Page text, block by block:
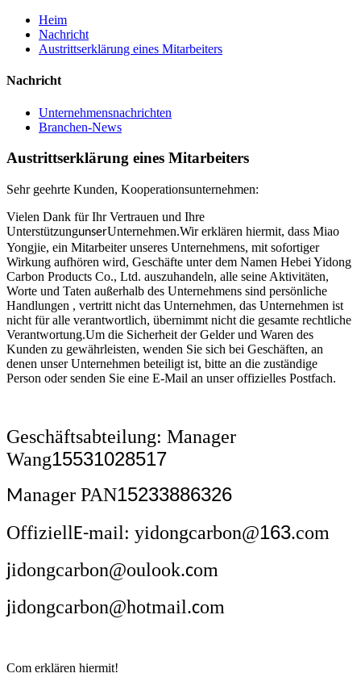
Heim
Nachricht
Austrittserklärung eines Mitarbeiters
Nachricht
Unternehmensnachrichten
Branchen-News
Austrittserklärung eines Mitarbeiters
Sehr geehrte Kunden, Kooperationsunternehmen:
Vielen Dank für Ihr Vertrauen und Ihre
UnterstützungunserUnternehmen.Wir erklären hiermit, dass Miao
Yongjie, ein Mitarbeiter unseres Unternehmens, mit sofortiger
Wirkung aufhören wird, Geschäfte unter dem Namen Hebei Yidong
Carbon Products Co., Ltd. auszuhandeln, alle seine Aktivitäten,
Worte und Taten außerhalb des Unternehmens sind persönliche
Handlungen , vertritt nicht das Unternehmen, das Unternehmen ist
nicht für alle verantwortlich, übernimmt nicht die gesamte rechtliche
Verantwortung.Um die Sicherheit der Gelder und Waren des
Kunden zu gewährleisten, wenden Sie sich bei Geschäften, an
denen unser Unternehmen beteiligt ist, bitte an die zuständige
Person oder senden Sie eine E-Mail an unser offizielles Postfach.
Geschäftsabteilung: Manager
Wang15531028517
Manager PAN15233886326
OffiziellE-mail: yidongcarbon@163.com
jidongcarbon@oulook.com
jidongcarbon@hotmail.com
Com erklären hiermit!